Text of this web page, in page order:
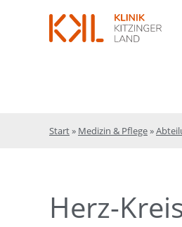
Start» Medizin & Pflege»
Herz-